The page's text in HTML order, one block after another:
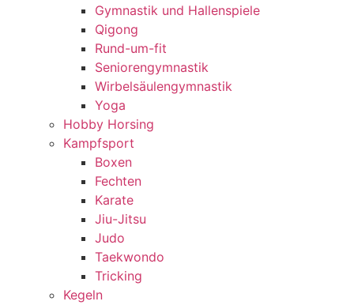
Gymnastik und Hallenspiele
Qigong
Rund-um-fit
Seniorengymnastik
Wirbelsäulengymnastik
Yoga
Hobby Horsing
Kampfsport
Boxen
Fechten
Karate
Jiu-Jitsu
Judo
Taekwondo
Tricking
Kegeln